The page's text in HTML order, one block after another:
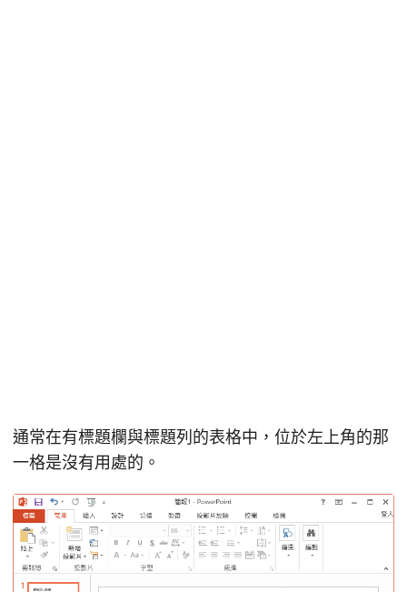
通常在有標題欄與標題列的表格中，位於左上角的那
一格是沒有用處的。